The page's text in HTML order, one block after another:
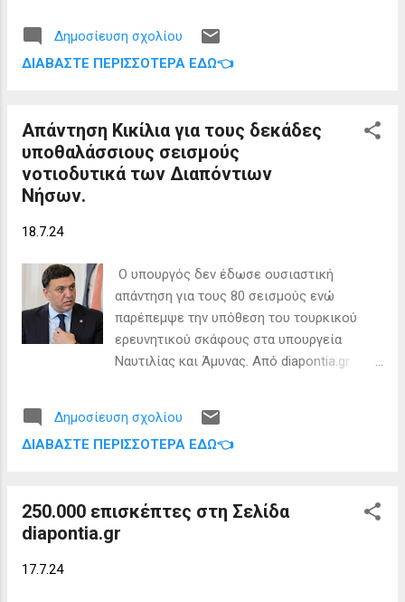
1.5 δισ. βαρέλια, στους Αντίπαξους άλλο
ένα ένα δισεκατομμύρια βαρέλια και στον
Διαποντίων νήσων. Η δράση γίνεται στα
πλαίσια της «Μυοκτονία, Εντομοκτονία,
Νήσων. Παρασκευή 26/07/2024 Διαπόντια
Νησιά Όπως αναφέρει η ανακοίνωση, το
πρόγραμμα μπορεί να τροποποιηθεί
πραγματοποιούνται με την τοποθέτηση
εγκεκριμένων μυοκτόνων σκευασμάτων
στα σχαρωτά του δικτύου ομβρίων υδάτων
του Δήμου σύμφωνα με την μελέτη της
παροχής υπηρεσίας. Αριθμ. Τηλεφώνου
Δημοσίευση σχολίου
ΔΙΑΒΆΣΤΕ ΠΕΡΙΣΣΌΤΕΡΑ ΕΔΏ👈
Απάντηση Κικίλια για τους δεκάδες
υποθαλάσσιους σεισμούς
νοτιοδυτικά των Διαπόντιων
Νήσων.
18.7.24
Ο υπουργός δεν έδωσε ουσιαστική
απάντηση για τους 80 σεισμούς ενώ
παρέπεμψε την υπόθεση του τουρκικού
ερευνητικού σκάφους στα υπουργεία
Ναυτιλίας και Άμυνας. Από diapontia.gr
τους συνεχής υποθαλάσσιους σεισμούς
στη θαλάσσια περιοχή νοτιοδυτικά των
ερευνητικού σκάφους στην εν λόγο
περιοχή, ο Υπουργός Πολιτικής
Δημοσίευση σχολίου
ΔΙΑΒΆΣΤΕ ΠΕΡΙΣΣΌΤΕΡΑ ΕΔΏ👈
250.000 επισκέπτες στη Σελίδα
diapontia.gr
17.7.24